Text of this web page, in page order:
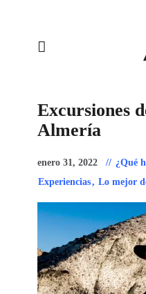
Excursiones
Almería
enero 31, 2022 ¿Qué
Experiencias, Lo mejor